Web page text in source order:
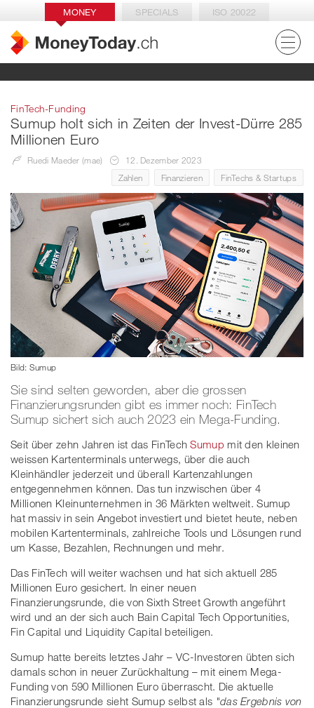
MONEY SPECIALS ISO 20022
FinTech-Funding
Sumup holt sich in Zeiten der Invest-Dürre 285
Millionen Euro
Ruedi Maeder (mae)
12. Dezember 2023
Zahlen
Finanzieren FinTechs & Startups
Bild: Sumup
Sie sind selten geworden, aber die grossen
Finanzierungsrunden gibt es immer noch: FinTech
Sumup sichert sich auch 2023 ein Mega-Funding.
Seit über zehn Jahren ist das FinTechSumup mit den kleinen
weissen Kartenterminals unterwegs, über die auch
Kleinhändler jederzeit und überall Kartenzahlungen
entgegennehmen können. Das tun inzwischen über 4
Millionen Kleinunternehmen in 36 Märkten weltweit. Sumup
hat massiv in sein Angebot investiert und bietet heute, neben
mobilen Kartenterminals, zahlreiche Tools und Lösungen rund
um Kasse, Bezahlen, Rechnungen und mehr.
Das FinTech will weiter wachsen und hat sich aktuell 285
Millionen Euro gesichert. In einer neuen
Finanzierungsrunde, die von Sixth Street Growth angeführt
wird und an der sich auch Bain Capital Tech Opportunities,
Fin Capital und Liquidity Capital beteiligen.
Sumup hatte bereits letztes Jahr – VC-Investoren übten sich
damals schon in neuer Zurückhaltung – mit einem Mega-
Funding von 590 Millionen Euro überrascht. Die aktuelle
Finanzierungsrunde sieht Sumup selbst als "das Ergebnis von